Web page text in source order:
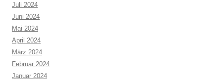
Juli 2024
Juni 2024
Mai 2024
April 2024
März 2024
Februar 2024
Januar 2024